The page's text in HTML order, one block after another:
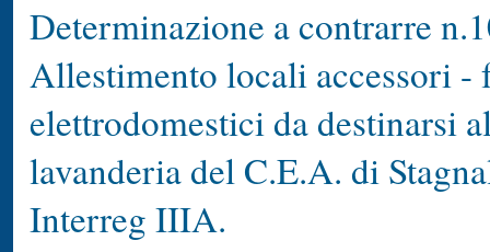
Determinazione a contrarre
Allestimento locali accessori -
elettrodomestici da destinarsi
lavanderia del C.E.A. di
Interreg IIIA.